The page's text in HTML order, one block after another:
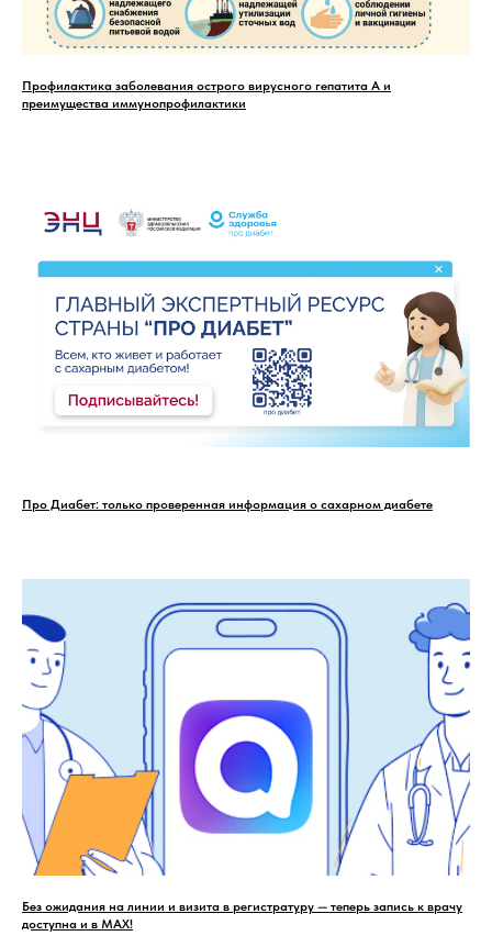
Профилактика заболевания острого вирусного гепатита А и
преимущества иммунопрофилактики
Про Диабет: только проверенная информация о сахарном диабете
Без ожидания на линии и визита в регистратуру — теперь запись к врачу
доступна и в MAX!